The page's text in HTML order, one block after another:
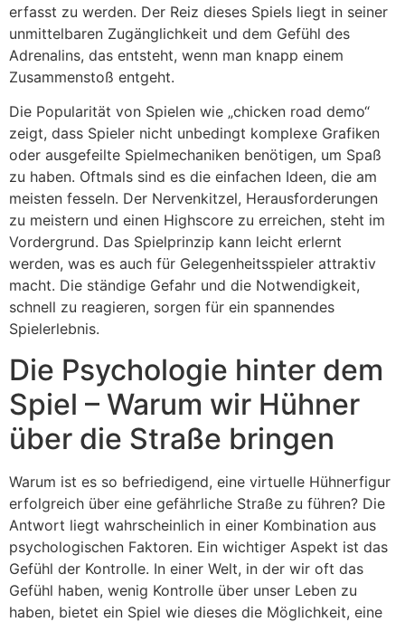
erfasst zu werden. Der Reiz dieses Spiels liegt in seiner
unmittelbaren Zugänglichkeit und dem Gefühl des
Adrenalins, das entsteht, wenn man knapp einem
Zusammenstoß entgeht.
Die Popularität von Spielen wie „chicken road demo“
zeigt, dass Spieler nicht unbedingt komplexe Grafiken
oder ausgefeilte Spielmechaniken benötigen, um Spaß
zu haben. Oftmals sind es die einfachen Ideen, die am
meisten fesseln. Der Nervenkitzel, Herausforderungen
zu meistern und einen Highscore zu erreichen, steht im
Vordergrund. Das Spielprinzip kann leicht erlernt
werden, was es auch für Gelegenheitsspieler attraktiv
macht. Die ständige Gefahr und die Notwendigkeit,
schnell zu reagieren, sorgen für ein spannendes
Spielerlebnis.
Die Psychologie hinter dem
Spiel – Warum wir Hühner
über die Straße bringen
Warum ist es so befriedigend, eine virtuelle Hühnerfigur
erfolgreich über eine gefährliche Straße zu führen? Die
Antwort liegt wahrscheinlich in einer Kombination aus
psychologischen Faktoren. Ein wichtiger Aspekt ist das
Gefühl der Kontrolle. In einer Welt, in der wir oft das
Gefühl haben, wenig Kontrolle über unser Leben zu
haben, bietet ein Spiel wie dieses die Möglichkeit, eine